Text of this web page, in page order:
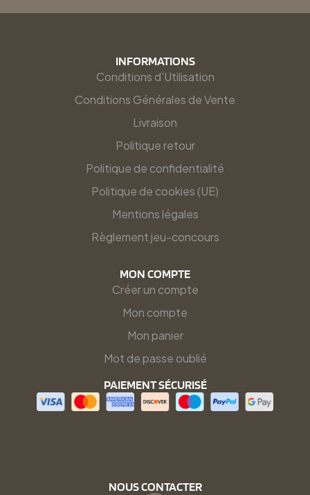
INFORMATIONS
Conditions d'Utilisation
Conditions Générales de Vente
Livraison
Politique retour
Politique de confidentialité
Politique de cookies (UE)
Mentions légales
Règlement jeu-concours
MON COMPTE
Créer un compte
Mon compte
Mon panier
Mot de passe oublié
PAIEMENT SÉCURISÉ
NOUS CONTACTER